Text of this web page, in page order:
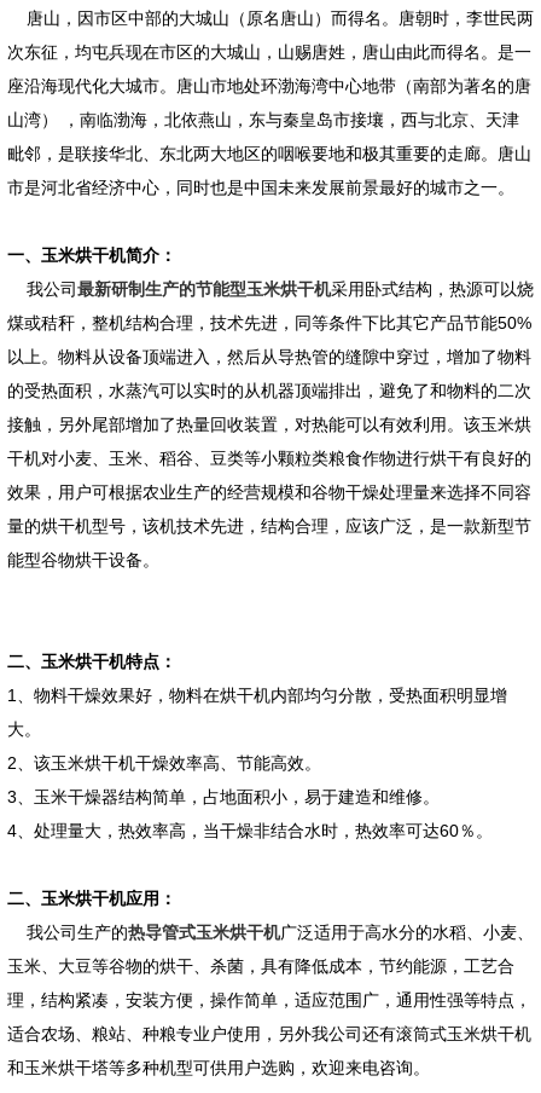
唐山，因市区中部的大城山（原名唐山）而得名。唐朝时，李世民两
次东征，均屯兵现在市区的大城山，山赐唐姓，唐山由此而得名。是一
座沿海现代化大城市。唐山市地处环渤海湾中心地带（南部为著名的唐
山湾） ，南临渤海，北依燕山，东与秦皇岛市接壤，西与北京、天津
毗邻，是联接华北、东北两大地区的咽喉要地和极其重要的走廊。唐山
市是河北省经济中心，同时也是中国未来发展前景最好的城市之一。
一、玉米烘干机简介：
我公司最新研制生产的节能型玉米烘干机采用卧式结构，热源可以烧
煤或秸秆，整机结构合理，技术先进，同等条件下比其它产品节能50%
以上。物料从设备顶端进入，然后从导热管的缝隙中穿过，增加了物料
的受热面积，水蒸汽可以实时的从机器顶端排出，避免了和物料的二次
接触，另外尾部增加了热量回收装置，对热能可以有效利用。该玉米烘
干机对小麦、玉米、稻谷、豆类等小颗粒类粮食作物进行烘干有良好的
效果，用户可根据农业生产的经营规模和谷物干燥处理量来选择不同容
量的烘干机型号，该机技术先进，结构合理，应该广泛，是一款新型节
能型谷物烘干设备。
二、玉米烘干机特点：
1、物料干燥效果好，物料在烘干机内部均匀分散，受热面积明显增
大。
2、该玉米烘干机干燥效率高、节能高效。
3、玉米干燥器结构简单，占地面积小，易于建造和维修。
4、处理量大，热效率高，当干燥非结合水时，热效率可达60％。
二、玉米烘干机应用：
我公司生产的热导管式玉米烘干机广泛适用于高水分的水稻、小麦、
玉米、大豆等谷物的烘干、杀菌，具有降低成本，节约能源，工艺合
理，结构紧凑，安装方便，操作简单，适应范围广，通用性强等特点，
适合农场、粮站、种粮专业户使用，另外我公司还有滚筒式玉米烘干机
和玉米烘干塔等多种机型可供用户选购，欢迎来电咨询。